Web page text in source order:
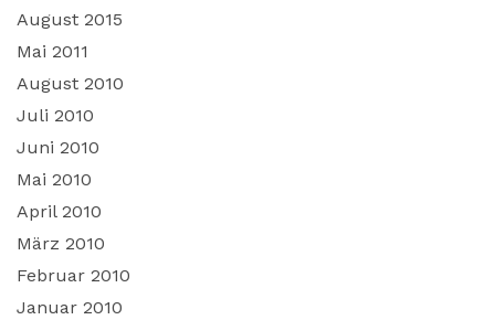
August 2015
Mai 2011
August 2010
Juli 2010
Juni 2010
Mai 2010
April 2010
März 2010
Februar 2010
Januar 2010